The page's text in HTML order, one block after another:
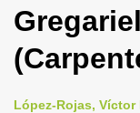
López-Rojas, Víctor